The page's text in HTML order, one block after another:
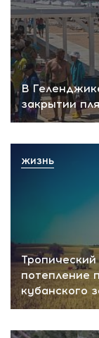
В
закрытии
потепление
кубанского
ЖИЗНЬ